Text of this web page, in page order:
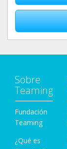
Sobre
Teaming
Fundación
Teaming
¿Qué es